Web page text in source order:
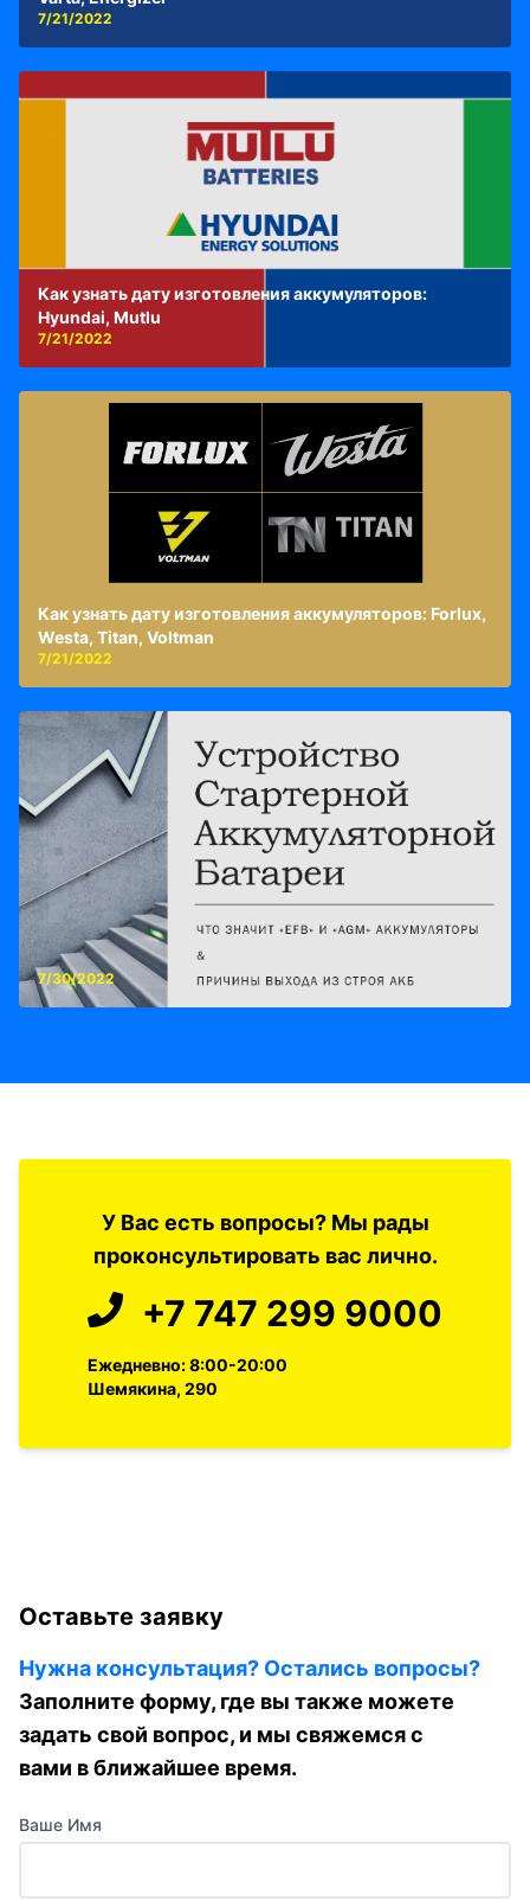
7/21/2022
Как узнать дату изготовления аккумуляторов:
Hyundai, Mutlu
7/21/2022
Как узнать дату изготовления аккумуляторов: Forlux,
Westa, Titan, Voltman
7/21/2022
7/30/2022
У Вас есть вопросы? Мы рады
проконсультировать вас лично.
+7 747 299 9000
Ежедневно: 8:00-20:00
Шемякина, 290
Оставьте заявку
Нужна консультация? Остались вопросы?
Заполните форму, где вы также можете
задать свой вопрос, и мы свяжемся с
вами в ближайшее время.
Ваше Имя